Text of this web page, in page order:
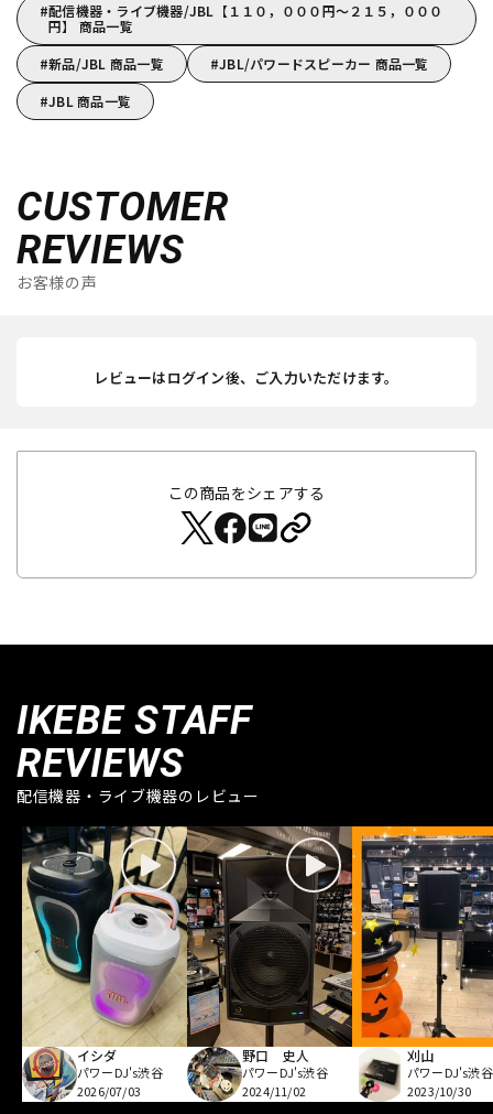
配信機器・ライブ機器/JBL【１１０，０００円～２１５，０００
円】 商品一覧
新品/JBL 商品一覧
JBL/パワードスピーカー 商品一覧
JBL 商品一覧
CUSTOMER
REVIEWS
お客様の声
レビューはログイン後、ご入力いただけます。
この商品をシェアする
IKEBE STAFF
REVIEWS
配信機器・ライブ機器のレビュー
イシダ
パワーDJ's渋谷
2026/07/03
野口 史人
パワーDJ's渋谷
2024/11/02
刈山
パワーDJ's渋谷
2023/10/30